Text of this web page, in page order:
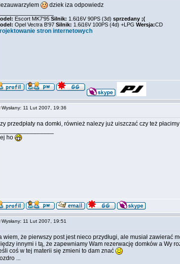
dziek iza odpowiedz
Escort MK7'95 Silnik: 1.6i16V 90PS (3d) sprzedany ;(
Opel Vectra B'97 Silnik: 1.6i16V 100PS (4d) +LPG Wersja:CD
stron internetowych
Wysłany: 11 Lut 2007, 19:36
przedpłaty na domki, również nalezy już uiszczać czy też
ho
Wysłany: 11 Lut 2007, 19:51
wiem, że pierwszy post jest nieco przydługi, ale musiał zawierać
innymi i tą, że zapewniamy Wam rezerwację domków a Wy
coś w tej materii się zmieni to dam znać
...